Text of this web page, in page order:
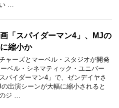
…
画「スパイダーマン4」、MJの
縮小か
ャーズとマーベル・スタジオが開発
ベル・シネマティック・ユニバー
パイダーマン4」で、ゼンデイヤさ
出演シーンが大幅に縮小されると
ジ …